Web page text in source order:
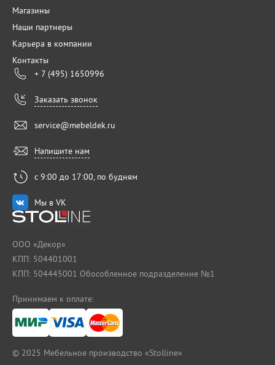
Магазины
Наши партнеры
Карьера в компании
Контакты
+ 7 (495) 1650996
Заказать звонок
service@mebeldek.ru
Напишите нам
с 9:00 до 17:00, по будням
Мы в VK
ООО «Декор»
КПП: 504401001
КПП: 504445001 Обособленное подразделение №1
Принимаем к оплате:
© 2025 Мебельное производство «Stolline»